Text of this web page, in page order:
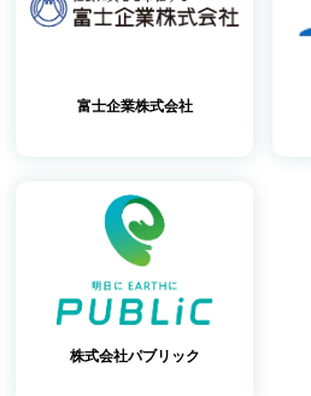
富士企業株式会社
株式会社パブリック